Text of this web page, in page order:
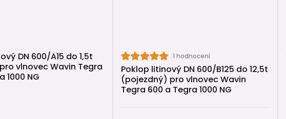
DN 600/A15 do 1,5t
vlnovec Wavin Tegra
1000 NG
1 hodnocení
Poklop litinový DN 600/B125 do 12,5t
(pojezdný) pro vlnovec Wavin
Tegra 600 a Tegra 1000 NG